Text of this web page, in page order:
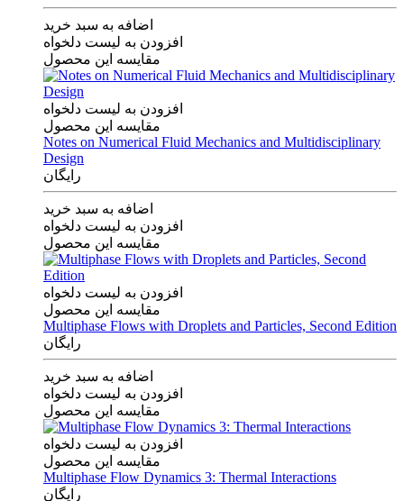
اضافه به سبد خرید
افزودن به لیست دلخواه
مقایسه این محصول
افزودن به لیست دلخواه
مقایسه این محصول
Notes on Numerical Fluid Mechanics and Multidisciplinary
Design
رایگان
اضافه به سبد خرید
افزودن به لیست دلخواه
مقایسه این محصول
افزودن به لیست دلخواه
مقایسه این محصول
Multiphase Flows with Droplets and Particles, Second Edition
رایگان
اضافه به سبد خرید
افزودن به لیست دلخواه
مقایسه این محصول
افزودن به لیست دلخواه
مقایسه این محصول
Multiphase Flow Dynamics 3: Thermal Interactions
رایگان